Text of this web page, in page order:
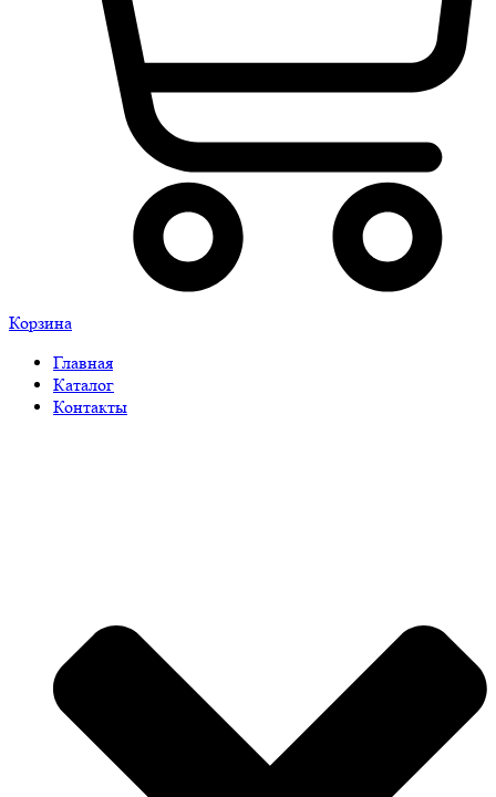
Корзина
Главная
Каталог
Контакты